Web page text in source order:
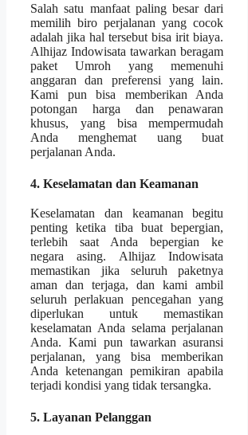
Salah satu manfaat paling besar dari
memilih biro perjalanan yang cocok
adalah jika hal tersebut bisa irit biaya.
Alhijaz Indowisata tawarkan beragam
paket Umroh yang memenuhi
anggaran dan preferensi yang lain.
Kami pun bisa memberikan Anda
potongan harga dan penawaran
khusus, yang bisa mempermudah
Anda menghemat uang buat
perjalanan Anda.
4. Keselamatan dan Keamanan
Keselamatan dan keamanan begitu
penting ketika tiba buat bepergian,
terlebih saat Anda bepergian ke
negara asing. Alhijaz Indowisata
memastikan jika seluruh paketnya
aman dan terjaga, dan kami ambil
seluruh perlakuan pencegahan yang
diperlukan untuk memastikan
keselamatan Anda selama perjalanan
Anda. Kami pun tawarkan asuransi
perjalanan, yang bisa memberikan
Anda ketenangan pemikiran apabila
terjadi kondisi yang tidak tersangka.
5. Layanan Pelanggan